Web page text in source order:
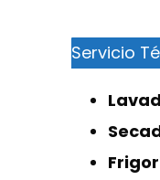
Servicio